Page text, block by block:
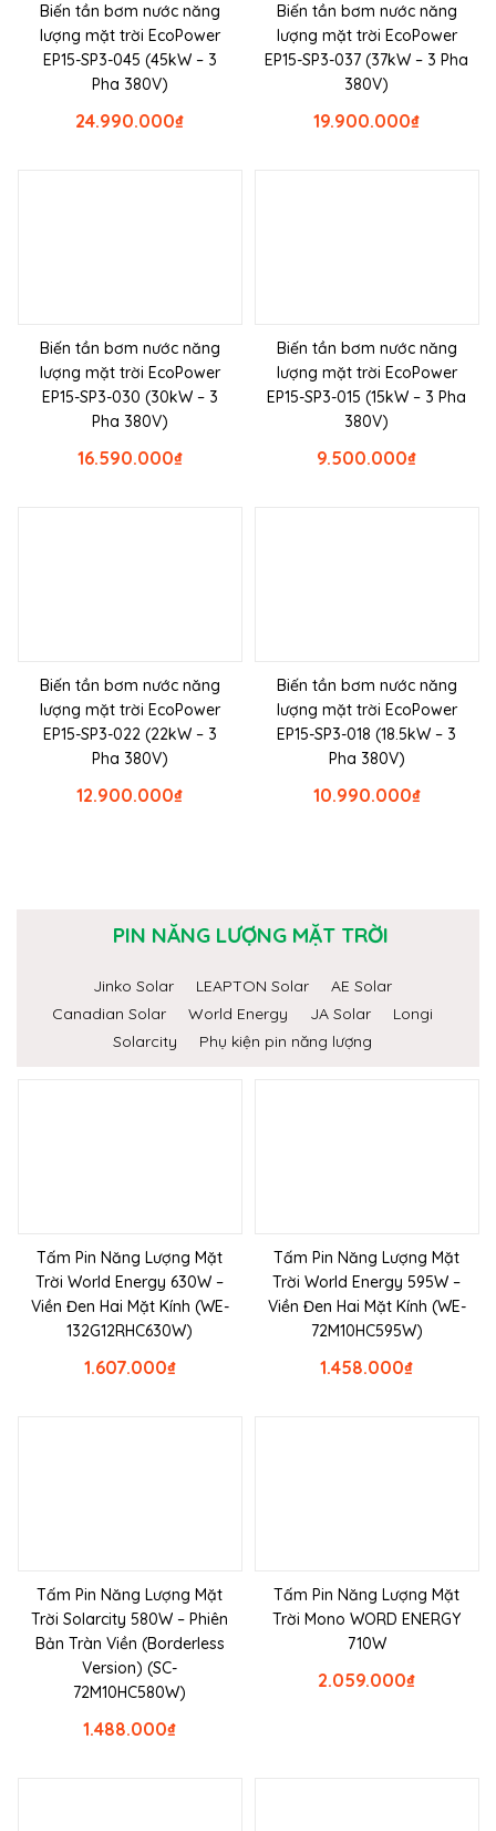
Biến tần bơm nước năng
lượng mặt trời EcoPower
EP15-SP3-045 (45kW – 3
Pha 380V)
₫
24.990.000
Biến tần bơm nước năng
lượng mặt trời EcoPower
EP15-SP3-037 (37kW – 3 Pha
380V)
₫
19.900.000
Biến tần bơm nước năng
lượng mặt trời EcoPower
EP15-SP3-030 (30kW – 3
Pha 380V)
₫
16.590.000
Biến tần bơm nước năng
lượng mặt trời EcoPower
EP15-SP3-015 (15kW – 3 Pha
380V)
₫
9.500.000
Biến tần bơm nước năng
lượng mặt trời EcoPower
EP15-SP3-022 (22kW – 3
Pha 380V)
₫
12.900.000
Biến tần bơm nước năng
lượng mặt trời EcoPower
EP15-SP3-018 (18.5kW – 3
Pha 380V)
₫
10.990.000
PIN NĂNG LƯỢNG MẶT TRỜI
Jinko Solar LEAPTON Solar
AE Solar
Canadian Solar
World Energy JA Solar
Longi
Solarcity
Phụ kiện pin năng lượng
Tấm Pin Năng Lượng Mặt
Trời World Energy 630W –
Viền Đen Hai Mặt Kính (WE-
132G12RHC630W)
₫
1.607.000
Tấm Pin Năng Lượng Mặt
Trời World Energy 595W –
Viền Đen Hai Mặt Kính (WE-
72M10HC595W)
₫
1.458.000
Tấm Pin Năng Lượng Mặt
Trời Solarcity 580W – Phiên
Bản Tràn Viền (Borderless
Version) (SC-
72M10HC580W)
₫
1.488.000
Tấm Pin Năng Lượng Mặt
Trời Mono WORD ENERGY
710W
₫
2.059.000